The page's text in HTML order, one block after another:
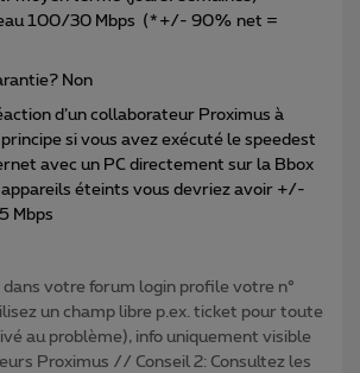
100/30 Mbps (*+/- 90% net =
Non
d’un collaborateur Proximus à
si vous avez exécuté le speedest
avec un PC directement sur la Bbox
éteints vous devriez avoir +/-
Mbps
dans votre forum login profile votre n°
un champ libre p.ex. ticket pour toute
au problème), info uniquement visible
Proximus // Conseil 2: Consultez les